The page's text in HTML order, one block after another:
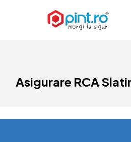
Asigurare RCA